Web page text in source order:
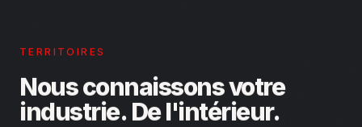
TERRITOIRES
Nous connaissons votre
industrie. De l'intérieur.